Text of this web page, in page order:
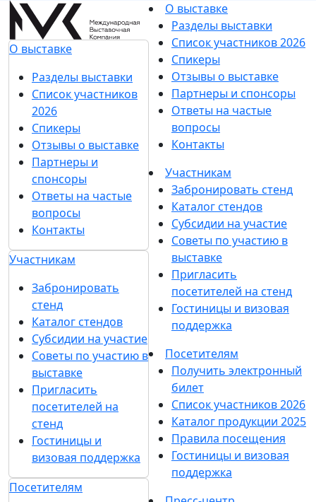
О выставке
Разделы выставки
Список участников
2026
Спикеры
Отзывы о выставке
Партнеры и
спонсоры
Ответы на частые
вопросы
Контакты
Участникам
Забронировать
стенд
Каталог стендов
Субсидии на участие
Советы по участию в
выставке
Пригласить
посетителей на
стенд
Гостиницы и
визовая поддержка
Посетителям
О выставке
Разделы выставки
Список участников 2026
Спикеры
Отзывы о выставке
Партнеры и спонсоры
Ответы на частые
вопросы
Контакты
Участникам
Забронировать стенд
Каталог стендов
Субсидии на участие
Советы по участию в
выставке
Пригласить
посетителей на стенд
Гостиницы и визовая
поддержка
Посетителям
Получить электронный
билет
Список участников 2026
Каталог продукции 2025
Правила посещения
Гостиницы и визовая
поддержка